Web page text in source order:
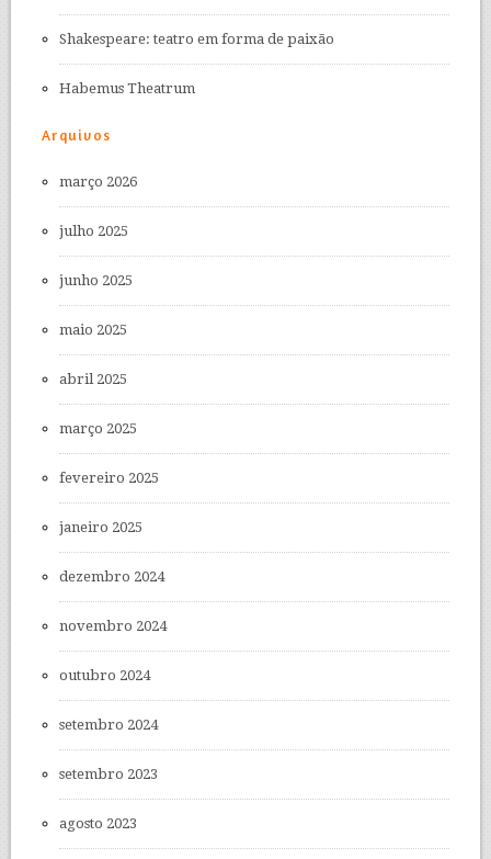
Shakespeare: teatro em forma de paixão
Habemus Theatrum
Arquivos
março 2026
julho 2025
junho 2025
maio 2025
abril 2025
março 2025
fevereiro 2025
janeiro 2025
dezembro 2024
novembro 2024
outubro 2024
setembro 2024
setembro 2023
agosto 2023